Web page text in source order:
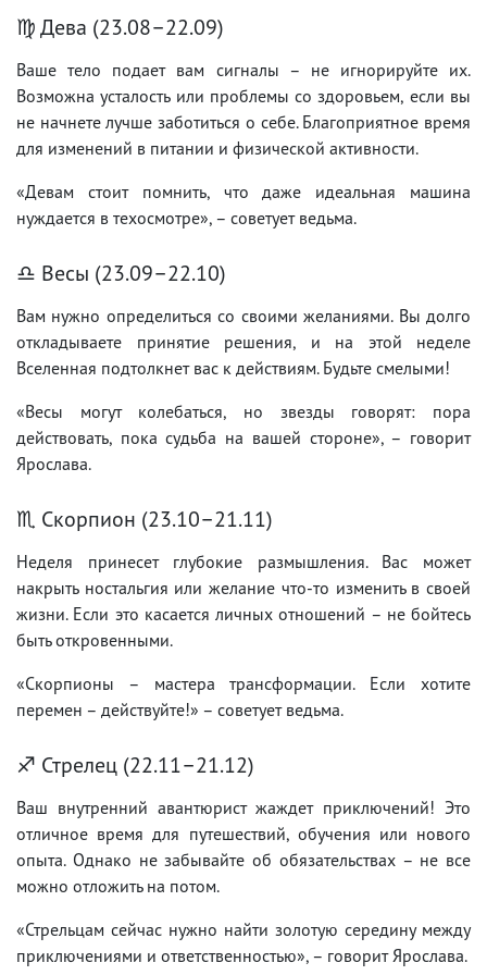
♍ Дева (23.08–22.09)
Ваше тело подает вам сигналы – не игнорируйте их.
Возможна усталость или проблемы со здоровьем, если вы
не начнете лучше заботиться о себе. Благоприятное время
для изменений в питании и физической активности.
«Девам стоит помнить, что даже идеальная машина
нуждается в техосмотре», – советует ведьма.
♎ Весы (23.09–22.10)
Вам нужно определиться со своими желаниями. Вы долго
откладываете принятие решения, и на этой неделе
Вселенная подтолкнет вас к действиям. Будьте смелыми!
«Весы могут колебаться, но звезды говорят: пора
действовать, пока судьба на вашей стороне», – говорит
Ярослава.
♏ Скорпион (23.10–21.11)
Неделя принесет глубокие размышления. Вас может
накрыть ностальгия или желание что-то изменить в своей
жизни. Если это касается личных отношений – не бойтесь
быть откровенными.
«Скорпионы – мастера трансформации. Если хотите
перемен – действуйте!» – советует ведьма.
♐ Стрелец (22.11–21.12)
Ваш внутренний авантюрист жаждет приключений! Это
отличное время для путешествий, обучения или нового
опыта. Однако не забывайте об обязательствах – не все
можно отложить на потом.
«Стрельцам сейчас нужно найти золотую середину между
приключениями и ответственностью», – говорит Ярослава.